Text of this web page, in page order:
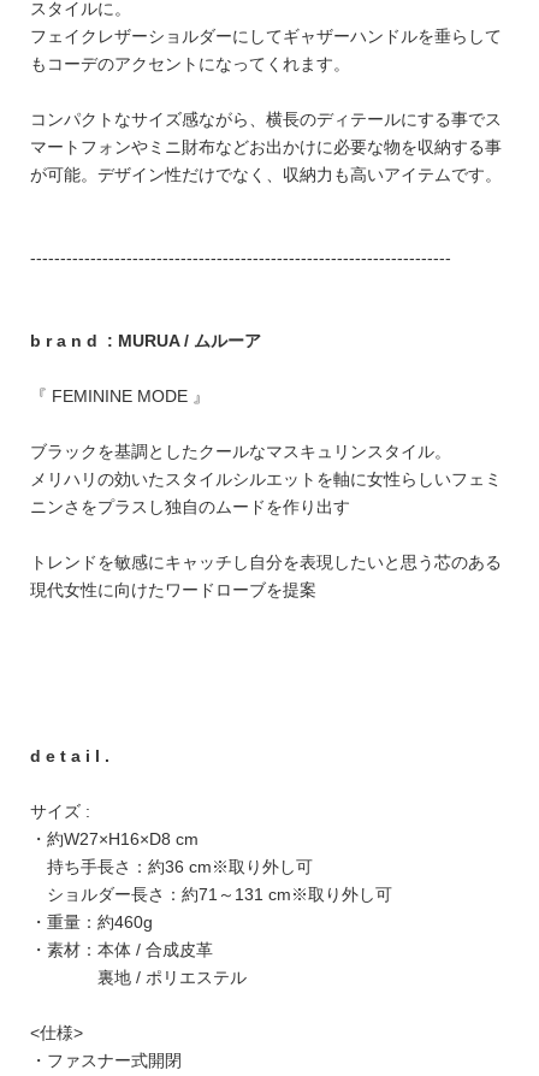
スタイルに。
フェイクレザーショルダーにしてギャザーハンドルを垂らして
もコーデのアクセントになってくれます。
コンパクトなサイズ感ながら、横長のディテールにする事でス
マートフォンやミニ財布などお出かけに必要な物を収納する事
が可能。デザイン性だけでなく、収納力も高いアイテムです。
----------------------------------------------------------------------
b r a n d : MURUA / ムルーア
『 FEMININE MODE 』
ブラックを基調としたクールなマスキュリンスタイル。
メリハリの効いたスタイルシルエットを軸に女性らしいフェミ
ニンさをプラスし独自のムードを作り出す
トレンドを敏感にキャッチし自分を表現したいと思う芯のある
現代女性に向けたワードローブを提案
d e t a i l .
サイズ :
・約W27×H16×D8 cm
持ち手長さ：約36 cm※取り外し可
ショルダー長さ：約71～131 cm※取り外し可
・重量：約460g
・素材：本体 / 合成皮革
裏地 / ポリエステル
<仕様>
・ファスナー式開閉